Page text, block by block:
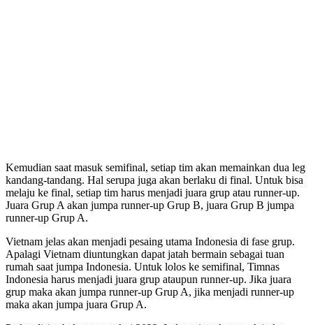
Kemudian saat masuk semifinal, setiap tim akan memainkan dua leg
kandang-tandang. Hal serupa juga akan berlaku di final. Untuk bisa
melaju ke final, setiap tim harus menjadi juara grup atau runner-up.
Juara Grup A akan jumpa runner-up Grup B, juara Grup B jumpa
runner-up Grup A.
Vietnam jelas akan menjadi pesaing utama Indonesia di fase grup.
Apalagi Vietnam diuntungkan dapat jatah bermain sebagai tuan
rumah saat jumpa Indonesia. Untuk lolos ke semifinal, Timnas
Indonesia harus menjadi juara grup ataupun runner-up. Jika juara
grup maka akan jumpa runner-up Grup A, jika menjadi runner-up
maka akan jumpa juara Grup A.